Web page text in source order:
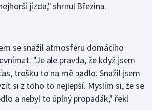
jízda," shrnul Březina.
se snažil atmosféru domácího
"Je ale pravda, že když jsem
trošku to na mě padlo. Snažil jsem
si z toho to nejlepší. Myslím si, že se
a nebyl to úplný propadák," řekl